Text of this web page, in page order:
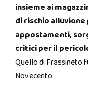
insieme ai
di rischio
appostamenti,
critici per il
Quello di Frassineto
Novecento.